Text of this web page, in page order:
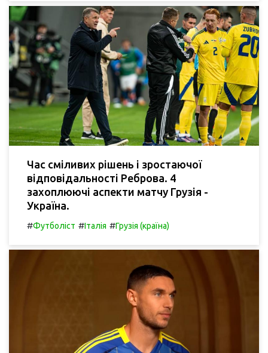
Час сміливих рішень і зростаючої
відповідальності Реброва. 4
захоплюючі аспекти матчу Грузія -
Україна.
#Футболіст #Італія #Грузія (країна)